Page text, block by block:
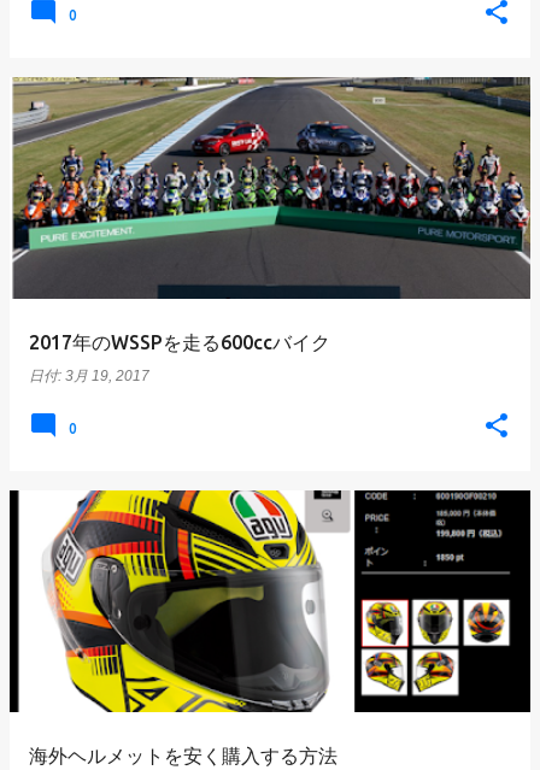
0
2017年のWSSPを走る600ccバイク
日付: 3月 19, 2017
0
海外ヘルメットを安く購入する方法